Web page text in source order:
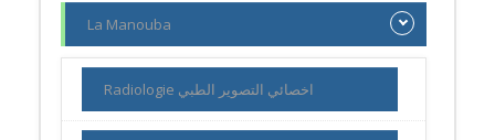
La Manouba
Radiologie اخصائي التصوير الطبي